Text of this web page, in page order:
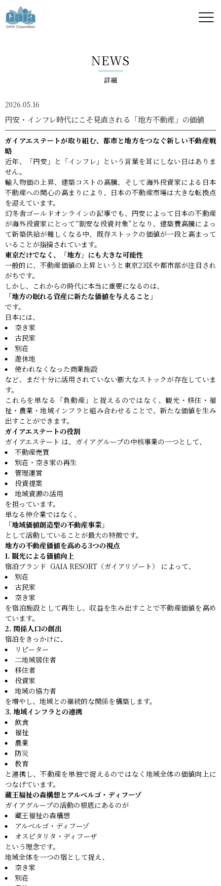
ア -
GAIA
Corporation
-
NEWS
詳細
2026.05.16
円安・インフレ時代にこそ見直される「地方不動産」の価値
ガイアエステートが取り組む、都市と地方をつなぐ新しい不動産戦
略
近年、「円安」と「インフレ」という言葉を耳にしない日はありま
せん。
輸入物価の上昇、建築コストの高騰、そして海外投資家による日本
不動産への関心の高まりにより、日本の不動産市場は大きな転換点
を迎えています。
幻冬舎ゴールドオンラインの記事でも、円安によって日本の不動産
が海外投資家にとって“割安な投資対象”となり、建築費高騰によっ
て新築供給が難しくなる中、既存ストックの価値が一段と高まって
いることが指摘されています。
東京だけでなく、「地方」にも大きな可能性
一般的に、不動産価値の上昇というと東京23区や都市部が注目され
がちです。
しかし、これからの時代に本当に重要になるのは、
「地方の眠れる資産に新たな価値を与えること」
です。
日本には、
空き家
古民家
別荘
遊休地
使われなくなった商業施設
など、まだ十分に活用されていない膨大なストックが存在していま
す。
これらを単なる「負動産」と捉えるのではなく、観光・移住・福
祉・農業・地域インフラと組み合わせることで、新たな価値を生み
出すことができます。
ガイアエステートの役割
ガイアエステート は、ガイアグループの中核事業の一つとして、
不動産売買
別荘・空き家の再生
管理運営
投資提案
地域資源の活用
を担っています。
単なる仲介業ではなく、
「地域価値創造型の不動産事業」
として活動していることが最大の特徴です。
地方の不動産価値を高める3つの視点
1. 観光による価値向上
宿泊ブランド GAIA RESORT（ガイアリゾート） によって、
別荘
古民家
空き家
を宿泊施設として再生し、収益を生み出すことで不動産価値を高め
ています。
2. 関係人口の創出
宿泊をきっかけに、
リピーター
二地域居住者
移住者
投資家
地域の協力者
を増やし、地域との継続的な関係を構築します。
3. 地域インフラとの連携
飲食
福祉
農業
防災
教育
と連携し、不動産を単独で捉えるのではなく地域全体の価値向上に
つなげています。
蔵王福祉の森構想とアルベルゴ・ディフーゾ
ガイアグループの活動の根底にあるのが
蔵王福祉の森構想
アルベルゴ・ディフーゾ
オスピタリタ・ディフーザ
という理念です。
地域全体を一つの宿として捉え、
空き家
別荘